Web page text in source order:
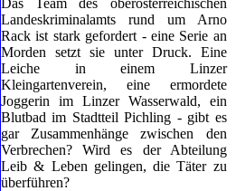
Landeskriminalamts rund um Arno
Rack ist stark gefordert - eine Serie an
Morden setzt sie unter Druck. Eine
Leiche in einem Linzer
Kleingartenverein, eine ermordete
Joggerin im Linzer Wasserwald, ein
Blutbad im Stadtteil Pichling - gibt es
gar Zusammenhänge zwischen den
Verbrechen? Wird es der Abteilung
Leib & Leben gelingen, die Täter zu
überführen?